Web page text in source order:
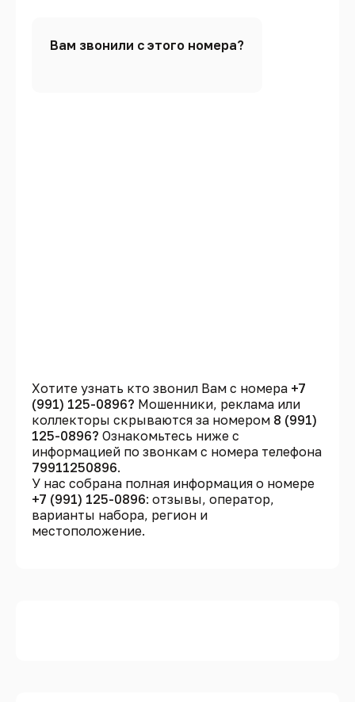
Вам звонили с этого номера?
Хотите узнать кто звонил Вам с номера +7
(991) 125-0896? Мошенники, реклама или
коллекторы скрываются за номером 8 (991)
125-0896? Ознакомьтесь ниже с
информацией по звонкам с номера телефона
79911250896.
У нас собрана полная информация о номере
+7 (991) 125-0896: отзывы, оператор,
варианты набора, регион и
местоположение.